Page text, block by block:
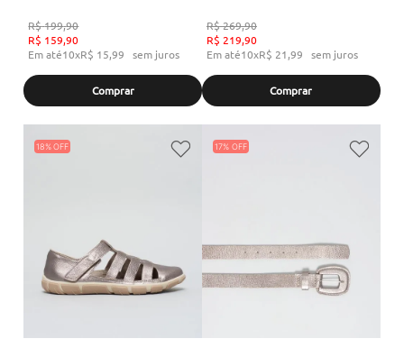
R$199,90
R$ 159,90
Em até10xR$ 15,99 sem juros
Comprar
R$269,90
R$ 219,90
Em até10xR$ 21,99 sem juros
Comprar
18% 17%